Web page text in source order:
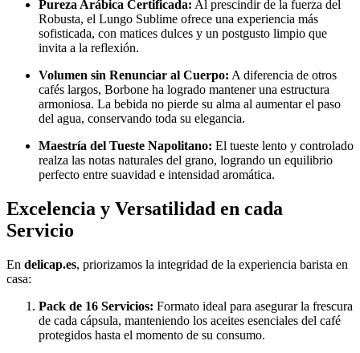
Pureza Arábica Certificada: Al prescindir de la fuerza del
Robusta, el Lungo Sublime ofrece una experiencia más
sofisticada, con matices dulces y un postgusto limpio que
invita a la reflexión.
Volumen sin Renunciar al Cuerpo: A diferencia de otros
cafés largos, Borbone ha logrado mantener una estructura
armoniosa. La bebida no pierde su alma al aumentar el paso
del agua, conservando toda su elegancia.
Maestría del Tueste Napolitano: El tueste lento y controlado
realza las notas naturales del grano, logrando un equilibrio
perfecto entre suavidad e intensidad aromática.
Excelencia y Versatilidad en cada
Servicio
En delicap.es, priorizamos la integridad de la experiencia barista en
casa:
Pack de 16 Servicios: Formato ideal para asegurar la frescura
de cada cápsula, manteniendo los aceites esenciales del café
protegidos hasta el momento de su consumo.